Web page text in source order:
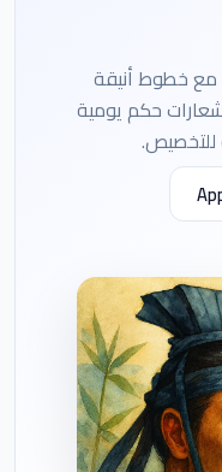
خطوط أنيقة
حكم يومية